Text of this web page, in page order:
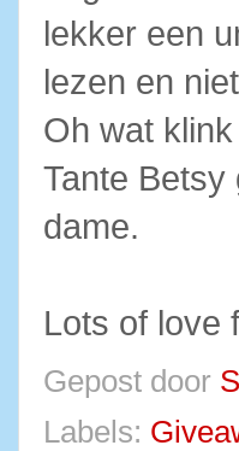
lekker een
lezen en
Oh wat
Tante Betsy
dame.
Lots of love
Gepost door
Labels: